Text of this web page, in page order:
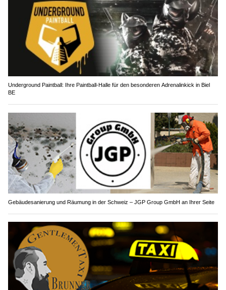
Innovation und Erfahrung vereint: trenderia gmbh revolutioniert Drohneneinsätze
Underground Paintball: Ihre Paintball-Halle für den besonderen Adrenalinkick in Biel
BE
Gebäudesanierung und Räumung in der Schweiz – JGP Group GmbH an Ihrer Seite